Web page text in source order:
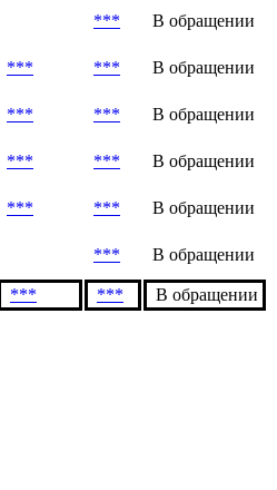
***
В обращении
*** ***
В обращении
*** ***
В обращении
*** ***
В обращении
*** ***
В обращении
*** В обращении
*** *** В обращении